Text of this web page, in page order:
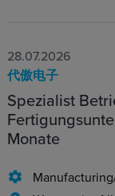
28.07.2026
代傲电子
Spezialist
Monate